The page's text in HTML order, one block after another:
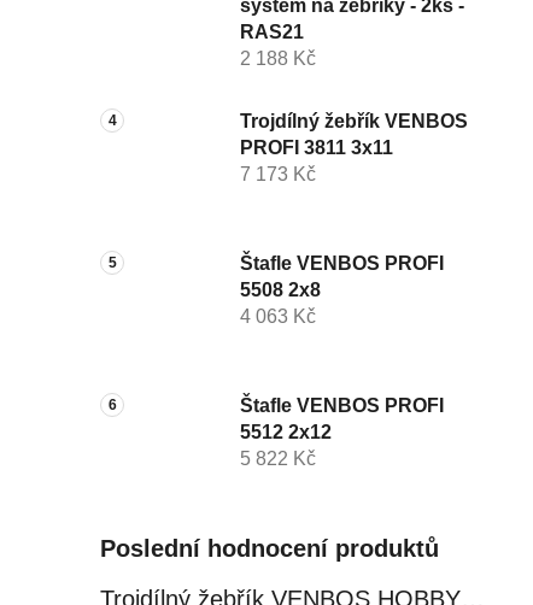
systém na žebříky - 2ks -
RAS21
2 188 Kč
Trojdílný žebřík VENBOS
PROFI 3811 3x11
7 173 Kč
Štafle VENBOS PROFI
5508 2x8
4 063 Kč
Štafle VENBOS PROFI
5512 2x12
5 822 Kč
Poslední hodnocení produktů
Trojdílný žebřík VENBOS HOBBY 4409 3x9